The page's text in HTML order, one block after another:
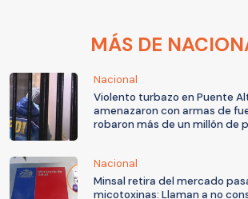
MÁS DE
Nacional
Violento turbazo en Puente
amenazaron con armas de
robaron más de un millón de
Nacional
Minsal retira del mercado
micotoxinas: Llaman a no